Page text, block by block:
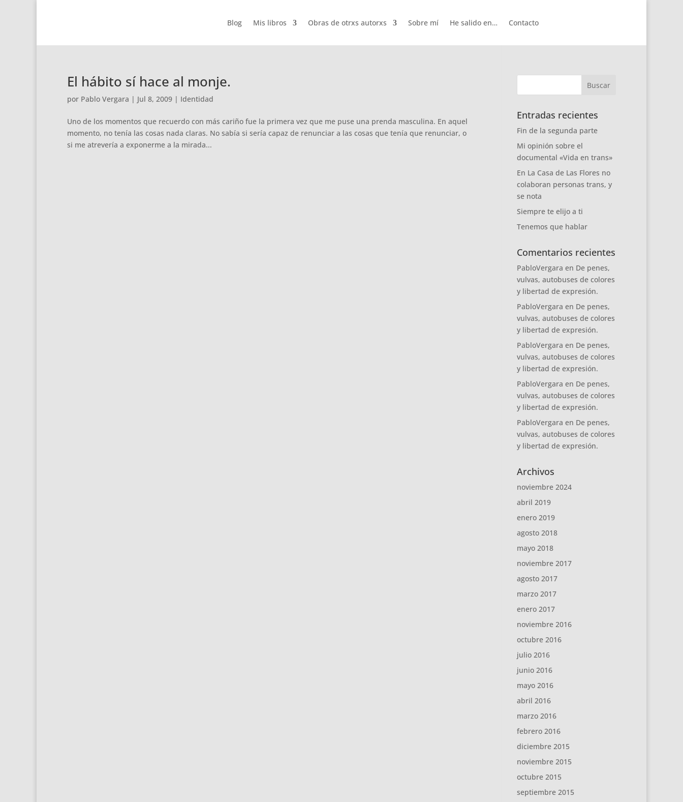
Blog Mis libros Obras de otrxs autorxs Sobre mí He salido en… Contacto
El hábito sí hace al monje.
por Pablo Vergara | Jul 8, 2009 | Identidad
Uno de los momentos que recuerdo con más cariño fue la primera vez que me puse una prenda masculina. En aquel
momento, no tenía las cosas nada claras. No sabía si sería capaz de renunciar a las cosas que tenía que renunciar, o
si me atrevería a exponerme a la mirada...
Entradas recientes
Fin de la segunda parte
Mi opinión sobre el
documental «Vida en trans»
En La Casa de Las Flores no
colaboran personas trans, y
se nota
Siempre te elijo a ti
Tenemos que hablar
Comentarios recientes
PabloVergara en De penes,
vulvas, autobuses de colores
y libertad de expresión.
PabloVergara en De penes,
vulvas, autobuses de colores
y libertad de expresión.
PabloVergara en De penes,
vulvas, autobuses de colores
y libertad de expresión.
PabloVergara en De penes,
vulvas, autobuses de colores
y libertad de expresión.
PabloVergara en De penes,
vulvas, autobuses de colores
y libertad de expresión.
Archivos
noviembre 2024
abril 2019
enero 2019
agosto 2018
mayo 2018
noviembre 2017
agosto 2017
marzo 2017
enero 2017
noviembre 2016
octubre 2016
julio 2016
junio 2016
mayo 2016
abril 2016
marzo 2016
febrero 2016
diciembre 2015
noviembre 2015
octubre 2015
septiembre 2015